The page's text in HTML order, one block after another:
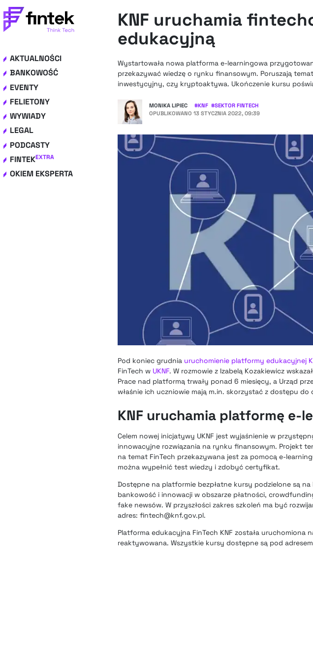
AKTUALNOŚCI
BANKOWOŚĆ
EVENTY
FELIETONY
WYWIADY
LEGAL
PODCASTY
FINTEKEXTRA
OKIEM EKSPERTA
KNF uruchamia
edukacyjną
Wystartowała nowa platforma e-learningowa
przekazywać wiedzę o rynku finansowym. Poruszają
inwestycyjny, czy kryptoaktywa. Ukończenie kursu
MONIKA LIPIEC #KNF #SEKTOR FINTECH
OPUBLIKOWANO 13 STYCZNIA 2022, 09:39
Pod koniec grudnia uruchomienie platformy edukacyjnej
FinTech w UKNF. W rozmowie z Izabelą Kozakiewicz
Prace nad platformą trwały ponad 6 miesięcy, a Urząd
właśnie ich uczniowie mają m.in. skorzystać z dostępu do
KNF uruchamia platformę e-
Celem nowej inicjatywy UKNF jest wyjaśnienie w
innowacyjne rozwiązania na rynku finansowym. Projekt
na temat FinTech przekazywana jest za pomocą e-
można wypełnić test wiedzy i zdobyć certyfikat.
Dostępne na platformie bezpłatne kursy podzielone są
bankowość i innowacji w obszarze płatności,
fake newsów. W przyszłości zakres szkoleń ma być
adres: fintech@knf.gov.pl.
Platforma edukacyjna FinTech KNF została
reaktywowana. Wszystkie kursy dostępne są pod